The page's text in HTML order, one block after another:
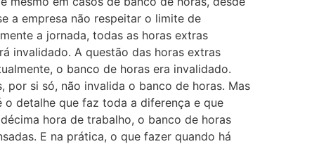
a empresa não respeitar o limite de
a jornada, todas as horas extras
invalidado. A questão das horas extras
o banco de horas era invalidado.
por si só, não invalida o banco de horas. Mas
detalhe que faz toda a diferença e que
hora de trabalho, o banco de horas
E na prática, o que fazer quando há